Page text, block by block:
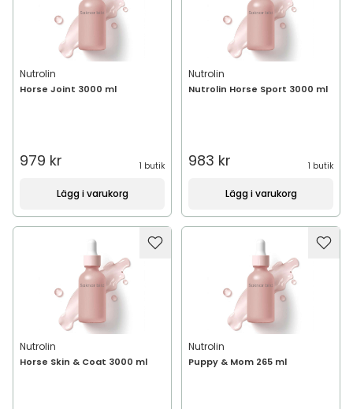
Nutrolin
Horse Joint 3000 ml
979 kr 1 butik
Lägg i varukorg
Nutrolin
Nutrolin Horse Sport 3000 ml
983 kr 1 butik
Lägg i varukorg
Nutrolin
Horse Skin & Coat 3000 ml
Nutrolin
Puppy & Mom 265 ml